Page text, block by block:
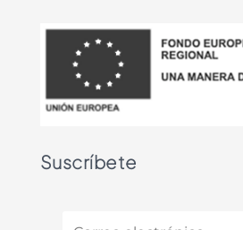
Suscríbete